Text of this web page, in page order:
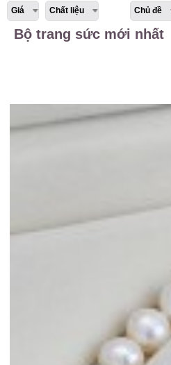
Giá Chất liệu Chủ đề
Bộ trang sức mới nhất